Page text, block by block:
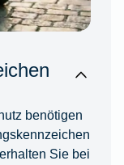
benötigen
Sie bei